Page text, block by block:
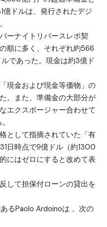
億ドルは、発行されたデジ
ーナイトリバースレポ契
順に多く、それぞれ約566
であった。現金は約3億ド
現金および現金等価物」の
。また、準備金の大部分が
エクスポージャー合わせて
として指摘されていた「有
日時点で9億ドル（約1300
にはゼロにすると改めて表
して担保付ローンの貸出を
るPaolo Ardoinoは 、次の